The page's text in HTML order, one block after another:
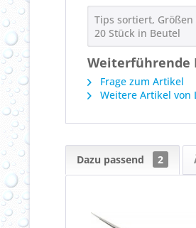
Tips sortiert, Größen
20 Stück in Beutel
Weiterführende
Frage zum Artikel
Weitere Artikel von
Dazu passend 2